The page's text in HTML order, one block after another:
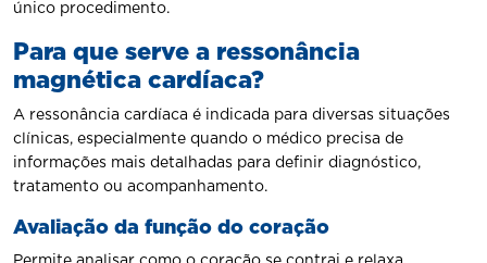
único procedimento.
Para que serve a ressonância
magnética cardíaca?
A ressonância cardíaca é indicada para diversas situações
clínicas, especialmente quando o médico precisa de
informações mais detalhadas para definir diagnóstico,
tratamento ou acompanhamento.
Avaliação da função do coração